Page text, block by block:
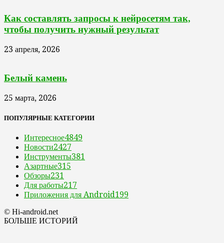
Как составлять запросы к нейросетям так,
чтобы получить нужный результат
23 апреля, 2026
Белый камень
25 марта, 2026
ПОПУЛЯРНЫЕ КАТЕГОРИИ
Интересное4849
Новости2427
Инструменты381
Азартные315
Обзоры231
Для работы217
Приложения для Android199
© Hi-android.net
БОЛЬШЕ ИСТОРИЙ